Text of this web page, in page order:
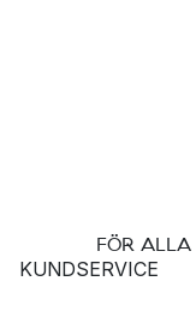
FÖR
KUNDSERVICE